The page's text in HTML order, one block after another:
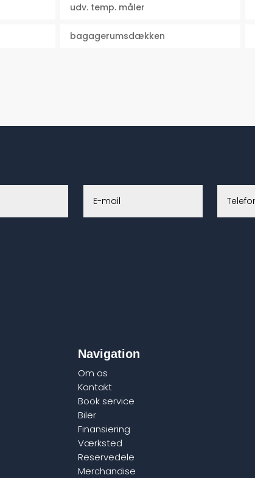
udv. temp. måler
bagagerumsdækken
Navigation
Om os
Kontakt
Book service
Biler
Finansiering
Værksted
Reservedele
Merchandise